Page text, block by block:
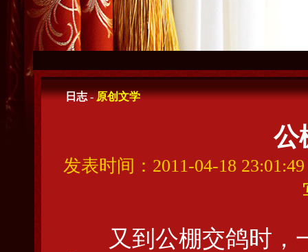
日志 -原创文学
公
发表时间：2011-04-18
又到公棚交鸽时，